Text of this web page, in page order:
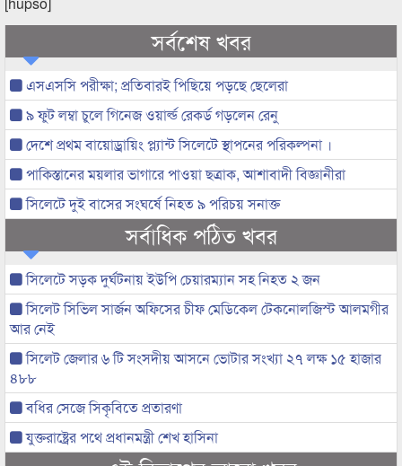
সর্বশেষ খবর
এসএসসি পরীক্ষা; প্রতিবারই পিছিয়ে পড়ছে ছেলেরা
৯ ফুট লম্বা চুলে গিনেজ ওয়ার্ল্ড রেকর্ড গড়লেন রেনু
দেশে প্রথম বায়োড্রায়িং প্ল্যান্ট সিলেটে স্থাপনের পরিকল্পনা ।
পাকিস্তানের ময়লার ভাগারে পাওয়া ছত্রাক, আশাবাদী বিজ্ঞানীরা
সিলেটে দুই বাসের সংঘর্ষে নিহত ৯ পরিচয় সনাক্ত
সর্বাধিক পঠিত খবর
সিলেটে সড়ক দুর্ঘটনায় ইউপি চেয়ারম্যান সহ নিহত ২ জন
সিলেট সিভিল সার্জন অফিসের চীফ মেডিকেল টেকনোলজিস্ট আলমগীর
আর নেই
সিলেট জেলার ৬ টি সংসদীয় আসনে ভোটার সংখ্যা ২৭ লক্ষ ১৫ হাজার
৪৮৮
বধির সেজে সিকৃবিতে প্রতারণা
যুক্তরাষ্ট্রের পথে প্রধানমন্ত্রী শেখ হাসিনা